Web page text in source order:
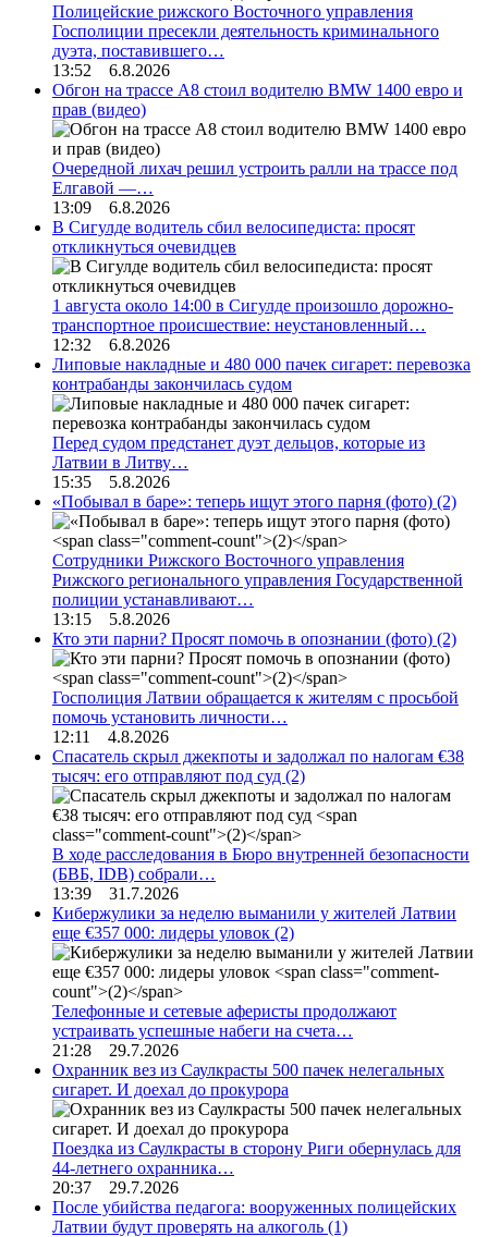
Полицейские рижского Восточного управления
Госполиции пресекли деятельность криминального
дуэта, поставившего…
13:52 6.8.2026
Обгон на трассе А8 стоил водителю BMW 1400 евро и
прав (видео)
Очередной лихач решил устроить ралли на трассе под
Елгавой —…
13:09 6.8.2026
В Сигулде водитель сбил велосипедиста: просят
откликнуться очевидцев
1 августа около 14:00 в Сигулде произошло дорожно-
транспортное происшествие: неустановленный…
12:32 6.8.2026
Липовые накладные и 480 000 пачек сигарет: перевозка
контрабанды закончилась судом
Перед судом предстанет дуэт дельцов, которые из
Латвии в Литву…
15:35 5.8.2026
«Побывал в баре»: теперь ищут этого парня (фото) (2)
Сотрудники Рижского Восточного управления
Рижского регионального управления Государственной
полиции устанавливают…
13:15 5.8.2026
Кто эти парни? Просят помочь в опознании (фото) (2)
Госполиция Латвии обращается к жителям с просьбой
помочь установить личности…
12:11 4.8.2026
Спасатель скрыл джекпоты и задолжал по налогам €38
тысяч: его отправляют под суд (2)
В ходе расследования в Бюро внутренней безопасности
(БВБ, IDB) собрали…
13:39 31.7.2026
Кибержулики за неделю выманили у жителей Латвии
еще €357 000: лидеры уловок (2)
Телефонные и сетевые аферисты продолжают
устраивать успешные набеги на счета…
21:28 29.7.2026
Охранник вез из Саулкрасты 500 пачек нелегальных
сигарет. И доехал до прокурора
Поездка из Саулкрасты в сторону Риги обернулась для
44-летнего охранника…
20:37 29.7.2026
После убийства педагога: вооруженных полицейских
Латвии будут проверять на алкоголь (1)